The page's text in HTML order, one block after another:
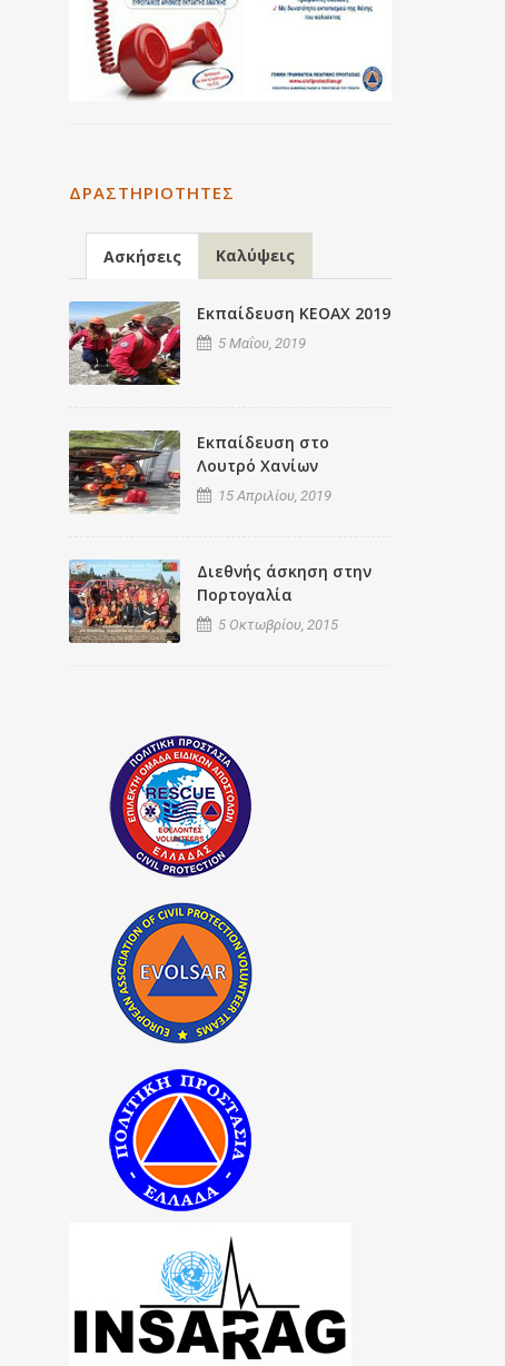
ΔΡΑΣΤΗΡΙΌΤΗΤΕΣ
Ασκήσεις Καλύψεις
Εκπαίδευση ΚΕΟΑΧ 2019
5 Μαΐου, 2019
Εκπαίδευση στο
Λουτρό Χανίων
15 Απριλίου, 2019
Διεθνής άσκηση στην
Πορτογαλία
5 Οκτωβρίου, 2015